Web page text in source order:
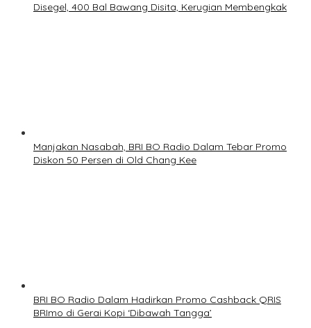
Disegel, 400 Bal Bawang Disita, Kerugian Membengkak
Manjakan Nasabah, BRI BO Radio Dalam Tebar Promo
Diskon 50 Persen di Old Chang Kee
BRI BO Radio Dalam Hadirkan Promo Cashback QRIS
BRImo di Gerai Kopi ‘Dibawah Tangga’